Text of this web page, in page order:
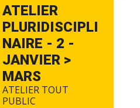
ATELIER
PLURIDISCIPLI
NAIRE - 2 -
JANVIER >
MARS
ATELIER TOUT
PUBLIC